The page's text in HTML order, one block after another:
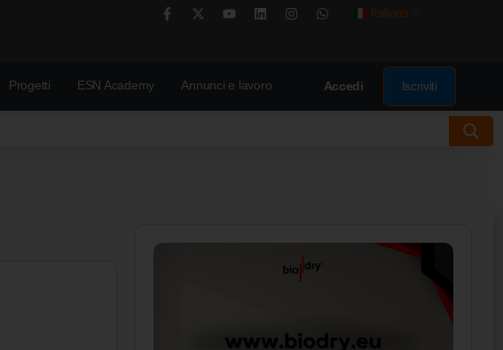
Italiano
Progetti ESN Academy Annunci e lavoro Accedi Iscriviti